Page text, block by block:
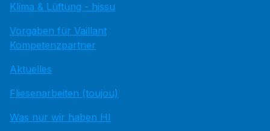
Klima & Lüftung - hissu
Vorgaben für Vaillant
Kompetenzpartner
Aktuelles
Fliesenarbeiten (toujou)
Was nur wir haben HI